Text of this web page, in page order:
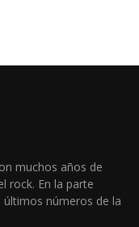
muchos años de
rock. En la parte
números de la